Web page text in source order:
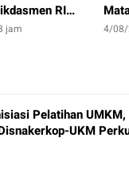
RI
Aplikasi
jam 4/
Pelatihan
UKM